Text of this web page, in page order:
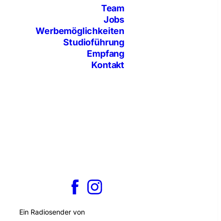
Team
Jobs
Werbemöglichkeiten
Studioführung
Empfang
Kontakt
Ein Radiosender von